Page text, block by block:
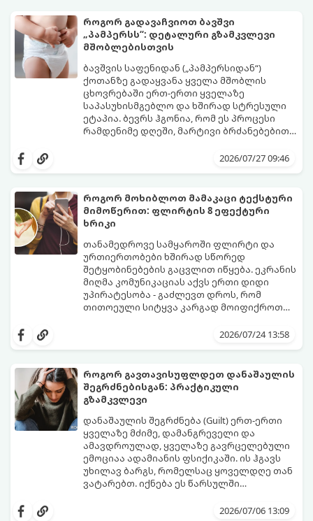
როგორ გადავაჩვიოთ ბავშვი
„პამპერსს“: დეტალური გზამკვლევი
მშობლებისთვის
ბავშვის საფენიდან („პამპერსიდან“)
ქოთანზე გადაყვანა ყველა მშობლის
ცხოვრებაში ერთ-ერთი ყველაზე
საპასუხისმგებლო და ხშირად სტრესული
ეტაპია. ბევრს ჰგონია, რომ ეს პროცესი
რამდენიმე დღეში, მარტივი ბრძანებებით
ფიზიოლოგიური და ფსიქოლოგიური
მოთმინებას მოითხოვს.
როგორ გახადოთ ეს პროცესი2026/07/27 09:46
როგორ მოხიბლოთ მამაკაცი ტექსტური
მიმოწერით: ფლირტის 8 ეფექტური
ხრიკი
თანამედროვე სამყაროში ფლირტი და
ურთიერთობები ხშირად სწორედ
შეტყობინებების გაცვლით იწყება. ეკრანის
მიღმა კომუნიკაციას აქვს ერთი დიდი
უპირატესობა - გაძლევთ დროს, რომ
თითოეული სიტყვა კარგად მოიფიქროთ
მოაცილოს და მოუთმენლად ელოდოს
წესი:
2026/07/24 13:58
როგორ გავთავისუფლდეთ დანაშაულის
შეგრძნებისგან: პრაქტიკული
გზამკვლევი
დანაშაულის შეგრძნება (Guilt) ერთ-ერთი
ყველაზე მძიმე, დამანგრეველი და
ამავდროულად, ყველაზე გავრცელებული
ემოციაა ადამიანის ფსიქიკაში. ის ჰგავს
უხილავ ბარგს, რომელსაც ყოველდღე თან
ვატარებთ. იქნება ეს წარსულში
ტკენა, ოჯახის წევრებისთვის
დანაშაულის გრძნობას აქვს თავისი
2026/07/06 13:09